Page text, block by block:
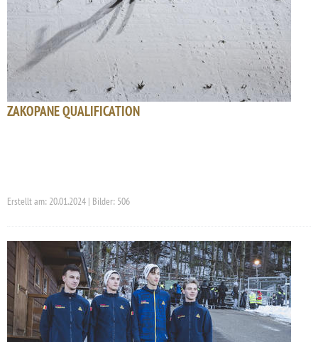
ZAKOPANE QUALIFICATION
Erstellt am: 20.01.2024 | Bilder: 506